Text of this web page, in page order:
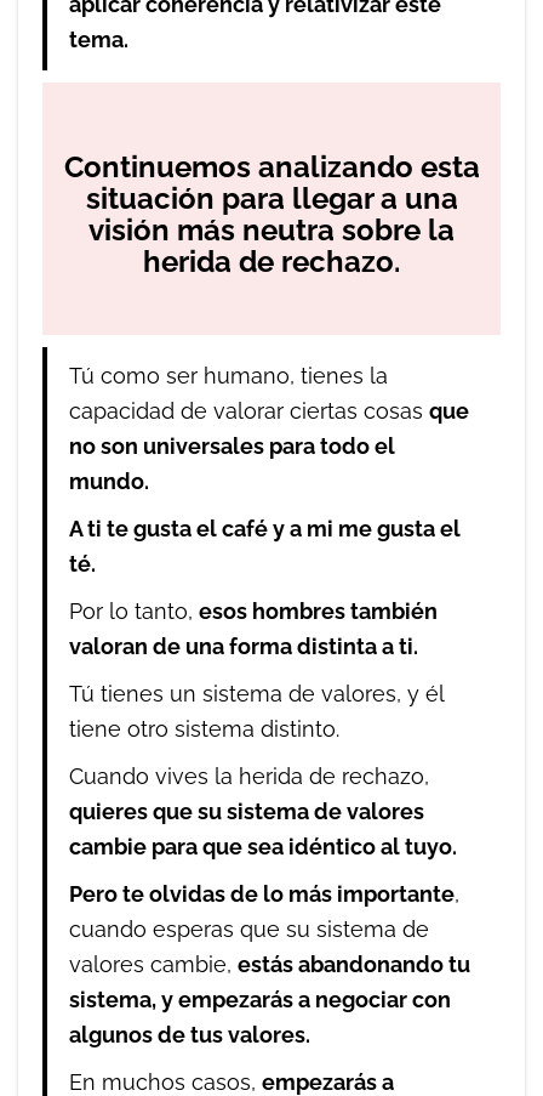
aplicar coherencia y relativizar este
tema.
Continuemos analizando esta
situación para llegar a una
visión más neutra sobre la
herida de rechazo.
Tú como ser humano, tienes la
capacidad de valorar ciertas cosas que
no son universales para todo el
mundo.
A ti te gusta el café y a mi me gusta el
té.
Por lo tanto, esos hombres también
valoran de una forma distinta a ti.
Tú tienes un sistema de valores, y él
tiene otro sistema distinto.
Cuando vives la herida de rechazo,
quieres que su sistema de valores
cambie para que sea idéntico al tuyo.
Pero te olvidas de lo más importante,
cuando esperas que su sistema de
valores cambie, estás abandonando tu
sistema, y empezarás a negociar con
algunos de tus valores.
En muchos casos, empezarás a